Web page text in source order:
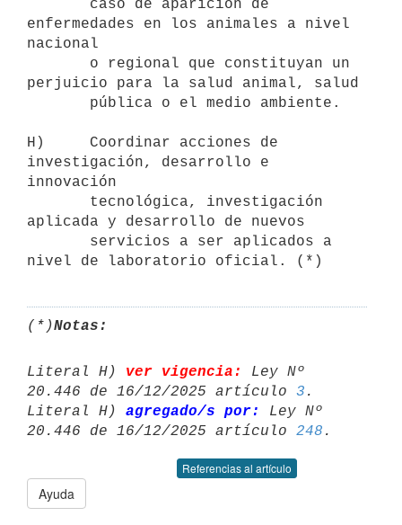
enfermedades en los animales a nivel
nacional
perjuicio para la salud animal, salud
H)     Coordinar acciones de
investigación, desarrollo e
innovación
aplicada y desarrollo de nuevos
nivel de laboratorio oficial. (*)
(*)Notas:
Literal H) ver vigencia:
Ley Nº
20.446 de 16/12/2025 artículo 3 .
Literal H) agregado/s por:
Ley Nº
20.446 de 16/12/2025 artículo 248
Referencias al artículo
Ayuda